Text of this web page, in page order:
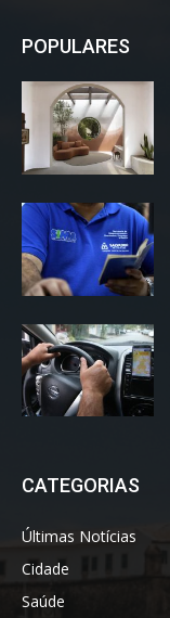
POPULARES
CATEGORIAS
Últimas Notícias
Cidade
Saúde